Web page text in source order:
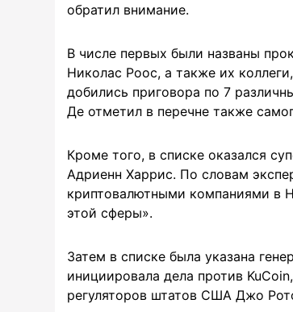
обратил внимание.
В числе первых были названы
Николас Роос, а также их
добились приговора по 7
Де отметил в перечне также
Кроме того, в списке оказался
Адриенн Харрис. По словам
криптовалютными компаниями в
этой сферы».
Затем в списке была указана
инициировала дела против
регуляторов штатов США Джо